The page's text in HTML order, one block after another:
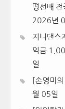
평선배 전
2026년
지니댄스
익금
일
[손영미
월 05일